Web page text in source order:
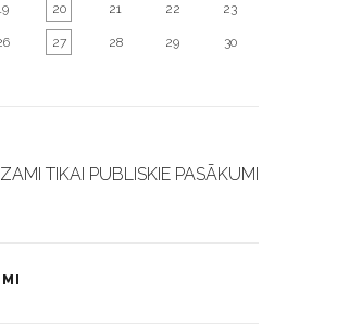
20 21 22 23
27 28 29 30
TIKAI PUBLISKIE PASĀKUMI